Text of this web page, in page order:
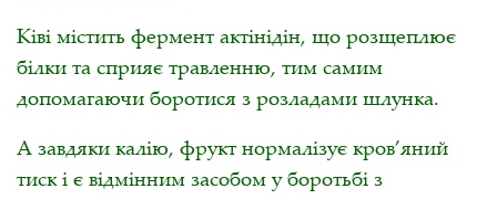
Ківі містить фермент актінідін, що розщеплює
білки та сприяє травленню, тим самим
допомагаючи боротися з розладами шлунка.
А завдяки калію, фрукт нормалізує кров’яний
тиск і є відмінним засобом у боротьбі з